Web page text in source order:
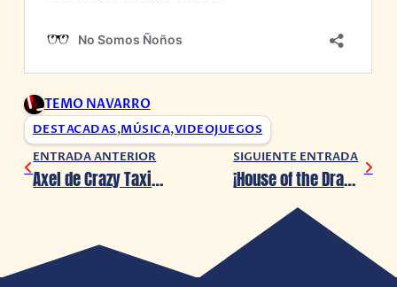
TEMO NAVARRO
DESTACADAS,MÚSICA,VIDEOJUEGOS
ENTRADA ANTERIOR
Axel de Crazy Taxi llegará a Super Monkey Ball Banana Rumble
SIGUIENTE ENTRADA
¡House of the Dragon confirma su Temporada 3!